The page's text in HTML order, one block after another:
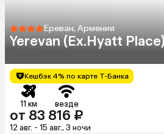
Ереван, Армения
Yerevan (Ex.Hyatt
Кешбэк 4% по карте Т-Банка
11 км везде
от 83 816 ₽
12 авг. - 15 авг., 3 ночи